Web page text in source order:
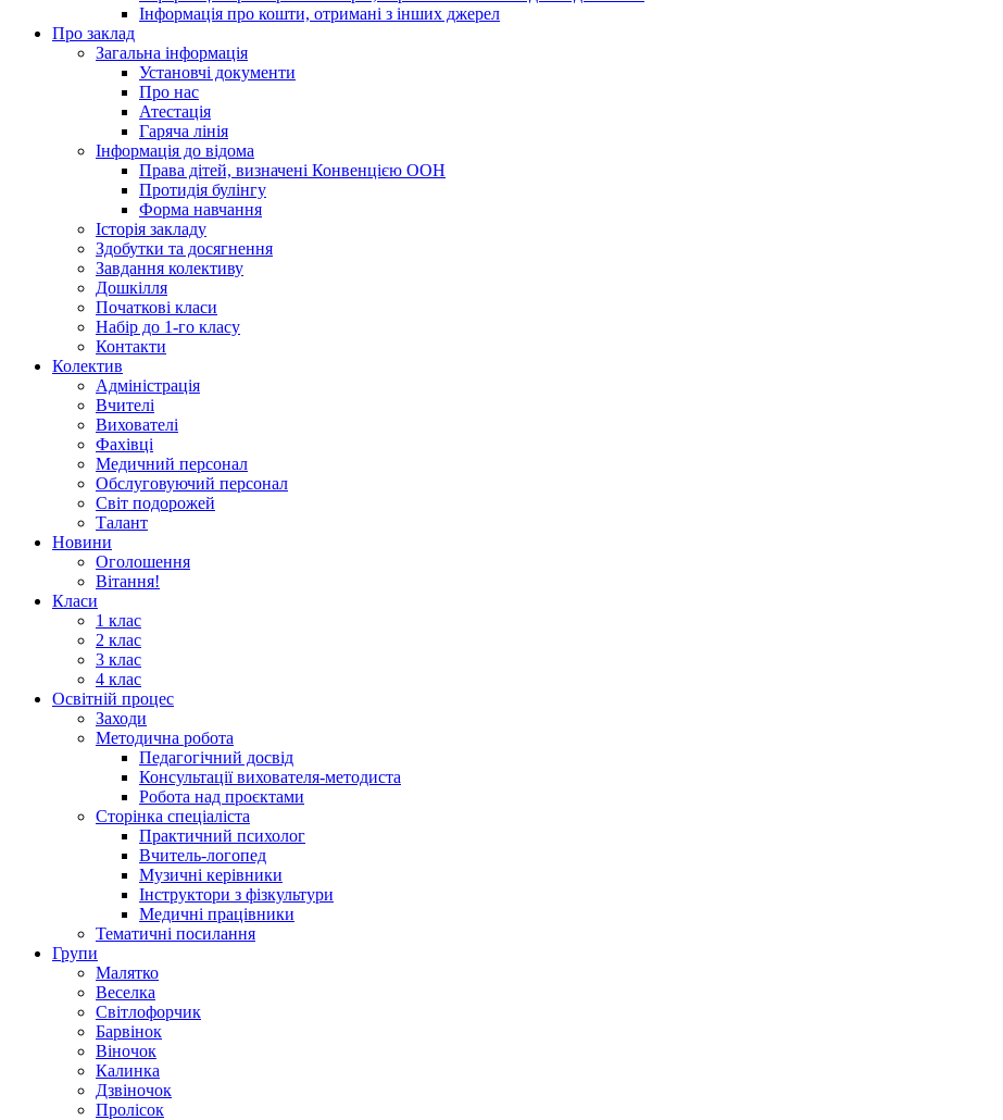
Інформація про кошти, отримані з інших джерел
Про заклад
Загальна інформація
Установчі документи
Про нас
Атестація
Гаряча лінія
Інформація до відома
Права дітей, визначені Конвенцією ООН
Протидія булінгу
Форма навчання
Історія закладу
Здобутки та досягнення
Завдання колективу
Дошкілля
Початкові класи
Набір до 1-го класу
Контакти
Колектив
Адміністрація
Вчителі
Вихователі
Фахівці
Медичний персонал
Обслуговуючий персонал
Світ подорожей
Талант
Новини
Оголошення
Вітання!
Класи
1 клас
2 клас
3 клас
4 клас
Освітній процес
Заходи
Методична робота
Педагогічний досвід
Консультації вихователя-методиста
Робота над проєктами
Сторінка спеціаліста
Практичний психолог
Вчитель-логопед
Музичні керівники
Інструктори з фізкультури
Медичні працівники
Тематичні посилання
Групи
Малятко
Веселка
Світлофорчик
Барвінок
Віночок
Калинка
Дзвіночок
Пролісок